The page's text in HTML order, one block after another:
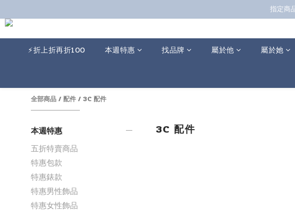
⚡️折上折再折100 本週特惠 找品牌 屬於他 屬於她
全部商品 / 配件 / 3C 配件
本週特惠
五折特賣商品
特惠包款
特惠錶款
特惠男性飾品
特惠女性飾品
3C 配件